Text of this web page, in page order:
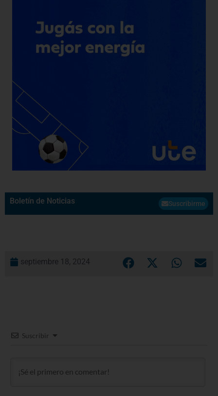
Boletín de Noticias Suscribirme
septiembre 18, 2024
Suscribir